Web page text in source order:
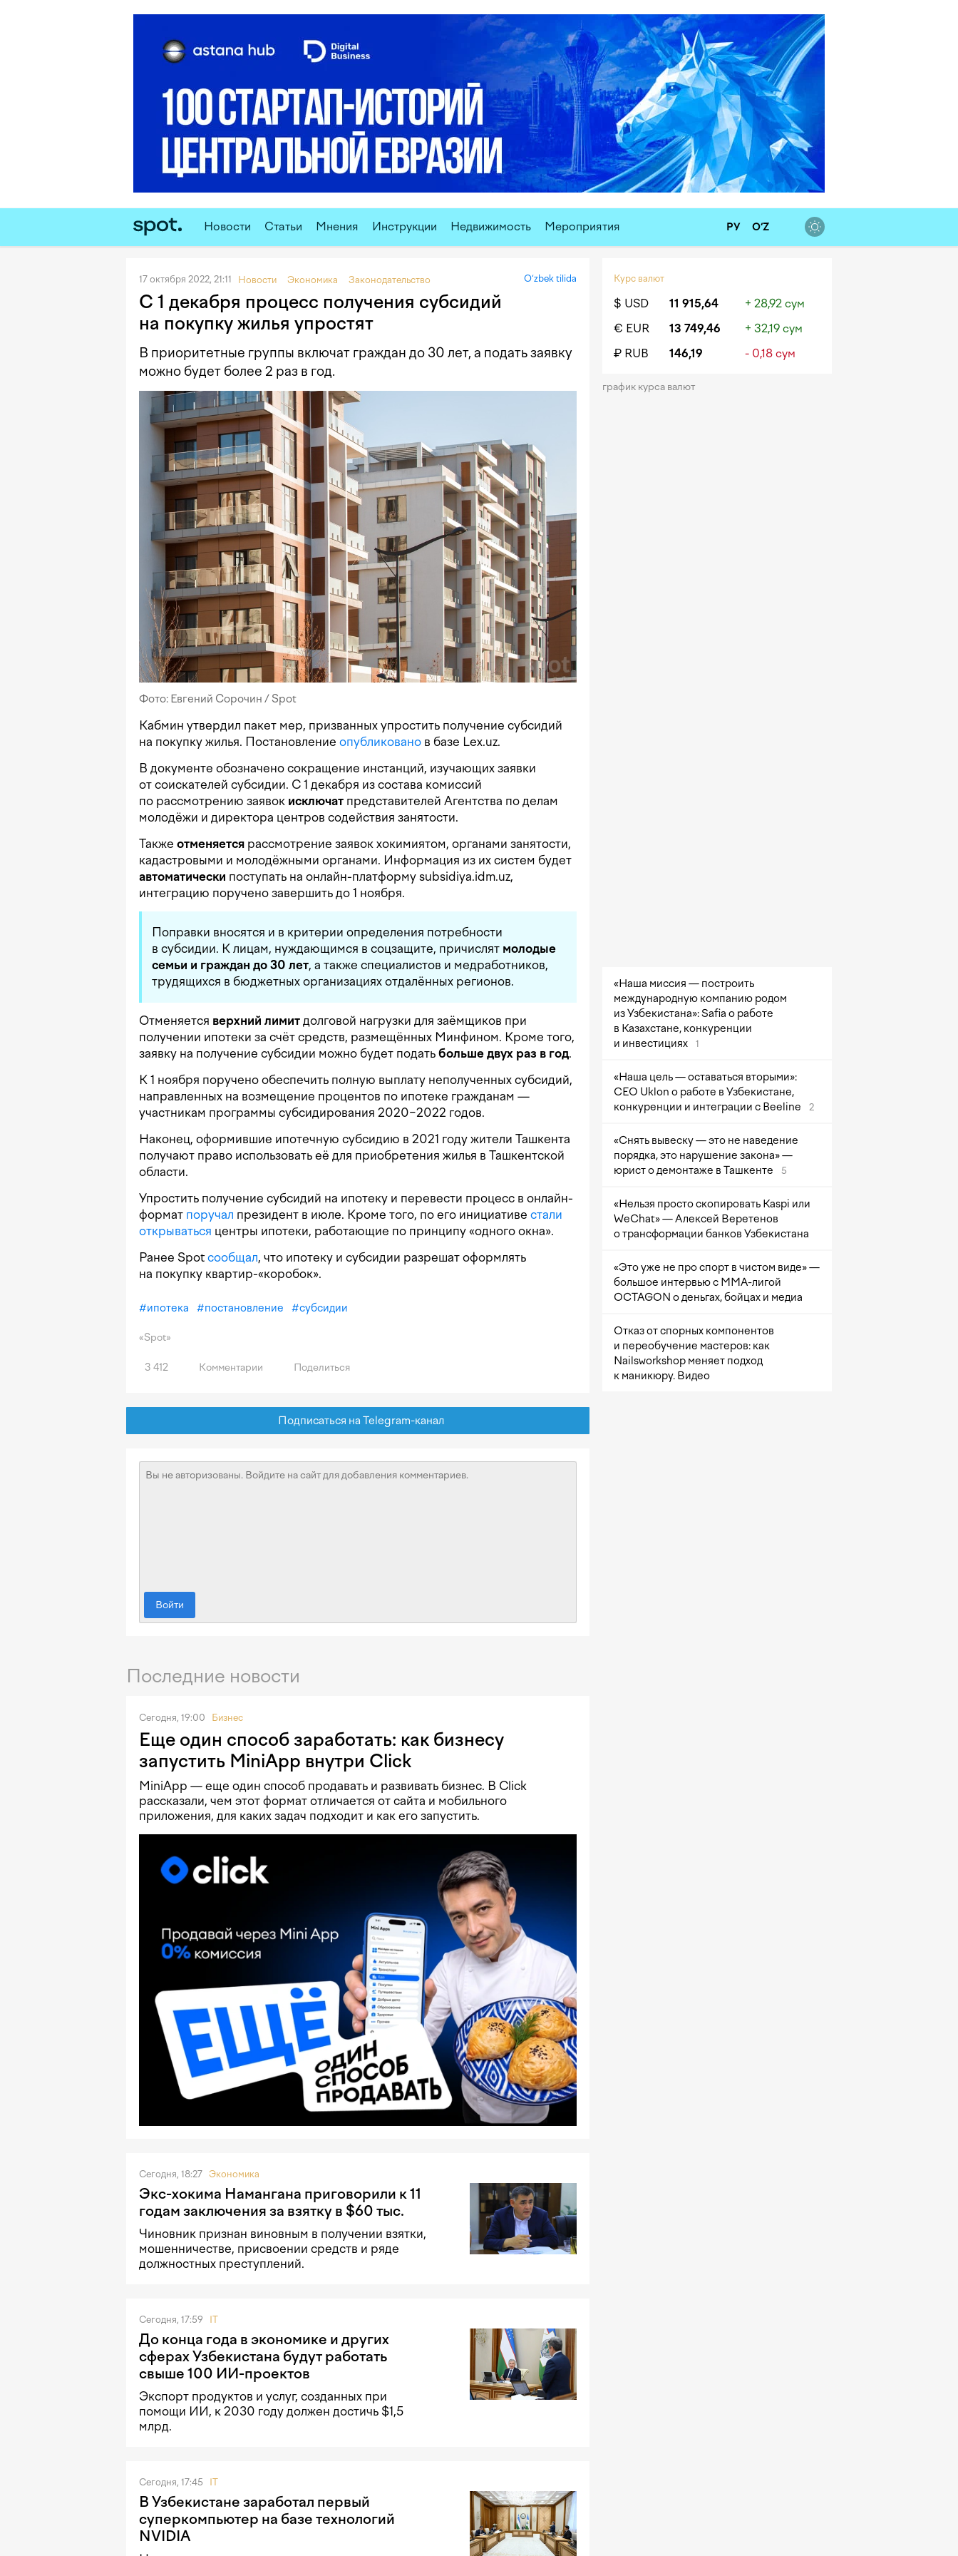
Новости Статьи Мнения Инструкции Недвижимость Мероприятия РУ O‘Z
17 октября 2022, 21:11 Новости Экономика Законодательство O‘zbek tilida
С 1 декабря процесс получения субсидий
на покупку жилья упростят
В приоритетные группы включат граждан до 30 лет, а подать заявку
можно будет более 2 раз в год.
Фото: Евгений Сорочин / Spot
Кабмин утвердил пакет мер, призванных упростить получение субсидий
на покупку жилья. Постановление опубликовано в базе Lex.uz.
В документе обозначено сокращение инстанций, изучающих заявки
от соискателей субсидии. С 1 декабря из состава комиссий
по рассмотрению заявок исключат представителей Агентства по делам
молодёжи и директора центров содействия занятости.
Также отменяется рассмотрение заявок хокимиятом, органами занятости,
кадастровыми и молодёжными органами. Информация из их систем будет
автоматически поступать на онлайн-платформу subsidiya.idm.uz,
интеграцию поручено завершить до 1 ноября.
Поправки вносятся и в критерии определения потребности
в субсидии. К лицам, нуждающимся в соцзащите, причислят молодые
семьи и граждан до 30 лет, а также специалистов и медработников,
трудящихся в бюджетных организациях отдалённых регионов.
Отменяется верхний лимит долговой нагрузки для заёмщиков при
получении ипотеки за счёт средств, размещённых Минфином. Кроме того,
заявку на получение субсидии можно будет подать больше двух раз в год.
К 1 ноября поручено обеспечить полную выплату неполученных субсидий,
направленных на возмещение процентов по ипотеке гражданам —
участникам программы субсидирования 2020−2022 годов.
Наконец, оформившие ипотечную субсидию в 2021 году жители Ташкента
получают право использовать её для приобретения жилья в Ташкентской
области.
Упростить получение субсидий на ипотеку и перевести процесс в онлайн-
формат поручал президент в июле. Кроме того, по его инициативе стали
открываться центры ипотеки, работающие по принципу «одного окна».
Ранее Spot сообщал, что ипотеку и субсидии разрешат оформлять
на покупку квартир-«коробок».
#ипотека #постановление #субсидии
«Spot»
3 412 Комментарии Поделиться
Подписаться на Telegram-канал
Войти
Последние новости
Сегодня, 19:00 Бизнес
Еще один способ заработать: как бизнесу
запустить MiniApp внутри Click
MiniApp — еще один способ продавать и развивать бизнес. В Click
рассказали, чем этот формат отличается от сайта и мобильного
приложения, для каких задач подходит и как его запустить.
Сегодня, 18:27 Экономика
Экс-хокима Намангана приговорили к 11
годам заключения за взятку в $60 тыс.
Чиновник признан виновным в получении взятки,
мошенничестве, присвоении средств и ряде
должностных преступлений.
Сегодня, 17:59 IT
До конца года в экономике и других
сферах Узбекистана будут работать
свыше 100 ИИ-проектов
Экспорт продуктов и услуг, созданных при
помощи ИИ, к 2030 году должен достичь $1,5
млрд.
Сегодня, 17:45 IT
В Узбекистане заработал первый
суперкомпьютер на базе технологий
NVIDIA
Курс валют
$ USD 11 915,64
+ 28,92 сум
€ EUR
13 749,46
+ 32,19 сум
₽ RUB
146,19 - 0,18 сум
график курса валют
«Наша миссия — построить
международную компанию родом
из Узбекистана»: Safia о работе
в Казахстане, конкуренции
и инвестициях
1
«Наша цель — оставаться вторыми»:
CEO Uklon о работе в Узбекистане,
конкуренции и интеграции с Beeline
2
«Снять вывеску — это не наведение
порядка, это нарушение закона» —
юрист о демонтаже в Ташкенте
5
«Нельзя просто скопировать Kaspi или
WeChat» — Алексей Веретенов
о трансформации банков Узбекистана
«Это уже не про спорт в чистом виде» —
большое интервью с ММА-лигой
OCTAGON о деньгах, бойцах и медиа
Отказ от спорных компонентов
и переобучение мастеров: как
Nailsworkshop меняет подход
к маникюру. Видео